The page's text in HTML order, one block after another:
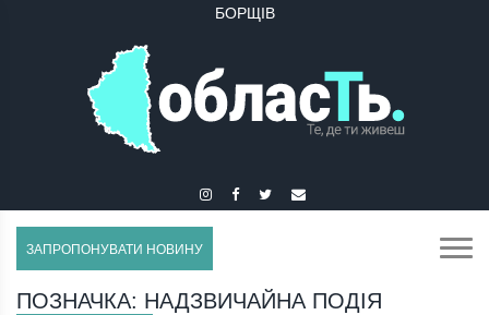
БУЧАЧ
ЗАПРОПОНУВАТИ НОВИНУ
ПОЗНАЧКА: НАДЗВИЧАЙНА ПОДІЯ